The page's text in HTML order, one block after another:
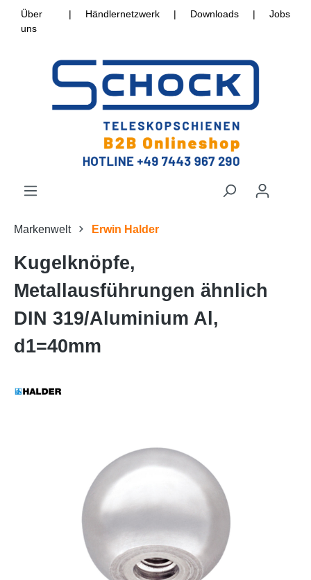
Über
uns
| Händlernetzwerk | Downloads | Jobs
Markenwelt Erwin Halder
Kugelknöpfe,
Metallausführungen ähnlich
DIN 319/Aluminium Al,
d1=40mm